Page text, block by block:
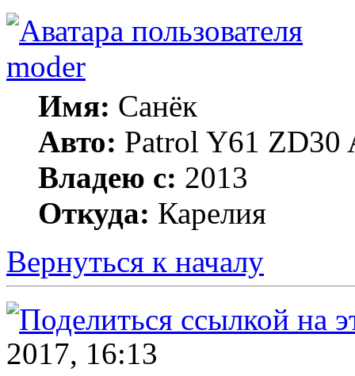
moder
Имя: Санёк
Авто: Patrol Y61 ZD30
Владею с: 2013
Откуда: Карелия
Вернуться к началу
2017, 16:13